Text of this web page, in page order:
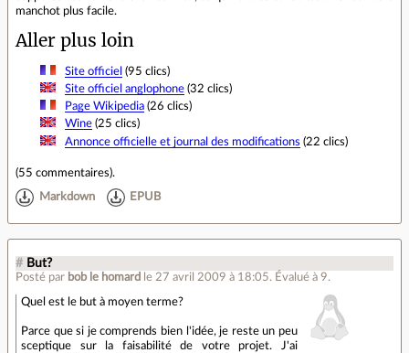
manchot plus facile.
Aller plus loin
Site officiel (95 clics)
Site officiel anglophone(32 clics)
Page Wikipedia(26 clics)
Wine(25 clics)
Annonce officielle et journal des modifications (22 clics)
(55 commentaires).
Markdown EPUB
# But?
Posté par bob le homard le 27 avril 2009 à 18:05. Évalué à 9.
Quel est le but à moyen terme?
Parce que si je comprends bien l'idée, je reste un peu
sceptique sur la faisabilité de votre projet. J'ai